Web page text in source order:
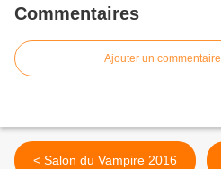
Commentaires
Ajouter un commentaire
< Salon du Vampire 2016